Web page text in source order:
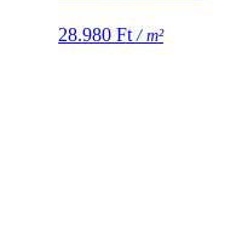
28.980 Ft / m²